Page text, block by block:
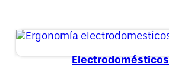
Electrodomésticos